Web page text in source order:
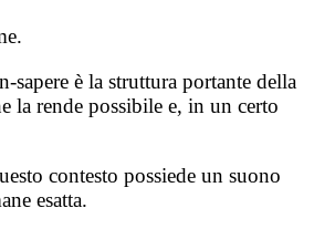
sapere è la struttura portante della
la rende possibile e, in un certo
contesto possiede un suono
esatta.